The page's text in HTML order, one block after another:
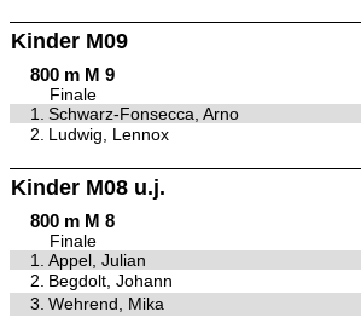
Kinder M09
800 m M 9
Finale
1.
Schwarz-Fonsecca, Arno
2. Ludwig, Lennox
Kinder M08 u.j.
800 m M 8
Finale
1.
Appel, Julian
2. Begdolt, Johann
3. Wehrend, Mika